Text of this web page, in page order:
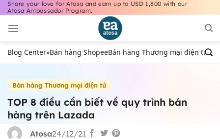
Bỏ
nội
dung
Share your love for Atosa and earn up to USD 1,800 with our
Atosa Ambassador Program.
Blog Center»Bán hàng ShopeeBán hàng Thương mại điện tử
Bán hàng Thương mại điện tử
TOP 8 điều cần biết về quy trình bán
hàng trên Lazada
Atosa24/12/21